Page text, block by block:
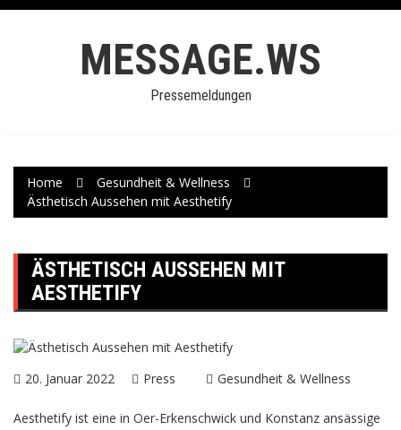
Skip
MESSAGE.WS
Pressemeldungen
Home
Gesundheit & Wellness
Ästhetisch Aussehen mit Aesthetify
ÄSTHETISCH AUSSEHEN MIT
AESTHETIFY
20. Januar 2022 Press Gesundheit & Wellness
Aesthetify ist eine in Oer-Erkenschwick und Konstanz ansässige